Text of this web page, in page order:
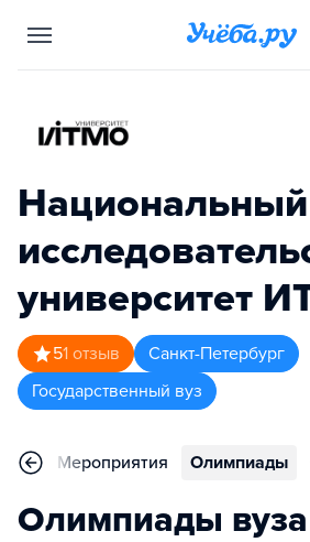
Национальный
университет
51 отзыв
Санкт-Петербург
Государственный вуз
Мероприятия Олимпиады
Олимпиады вуза